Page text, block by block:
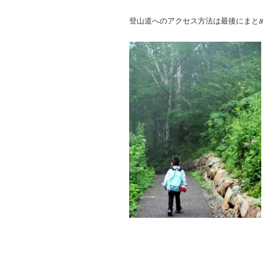
登山道へのアクセス方法は最後にまと